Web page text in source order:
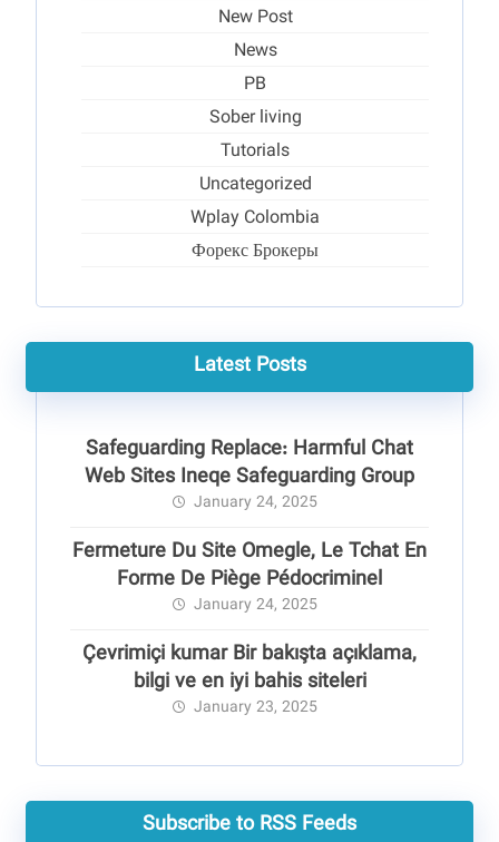
New Post
News
PB
Sober living
Tutorials
Uncategorized
Wplay Colombia
Форекс Брокеры
Latest Posts
Safeguarding Replace: Harmful Chat
Web Sites Ineqe Safeguarding Group
January 24, 2025
Fermeture Du Site Omegle, Le Tchat En
Forme De Piège Pédocriminel
January 24, 2025
Çevrimiçi kumar Bir bakışta açıklama,
bilgi ve en iyi bahis siteleri
January 23, 2025
Subscribe to RSS Feeds